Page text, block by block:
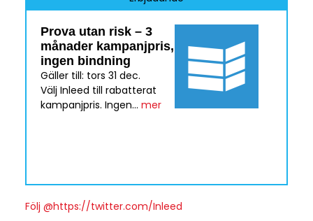
Prova utan risk – 3
månader kampanjpris,
ingen bindning
Gäller till: tors 31 dec.
Välj Inleed till rabatterat
kampanjpris. Ingen... mer
Följ @https://twitter.com/Inleed